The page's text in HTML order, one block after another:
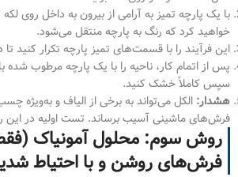
با یک پارچه تمیز به آرامی از بیرون به داخل روی
خواهید کرد که رنگ به پارچه منتقل می‌شود.
این فرآیند را با قسمت‌های تمیز پارچه تکرار کنید
پس از اتمام کار، ناحیه را با یک پارچه مرطوب شده
سپس کاملاً خشک کنید.
هشدار: الکل می‌تواند به برخی از الیاف و
فرش‌های ماشینی آسیب برساند. تست اولیه در
روش سوم: محلول آمونیاک
فرش‌های روشن و با احتیاط